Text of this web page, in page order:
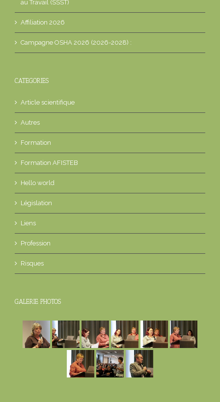
au Travail (SSST)
Affiliation 2026
Campagne OSHA 2026 (2026-2028) :
CATEGORIES
Article scientifique
Autres
Formation
Formation AFISTEB
Hello world
Législation
Liens
Profession
Risques
GALERIE PHOTOS